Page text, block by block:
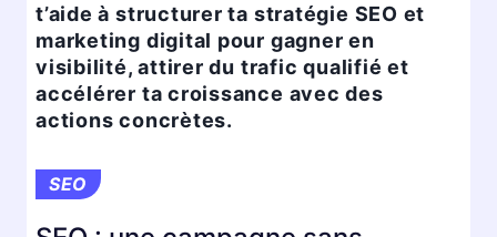
t’aide à structurer ta stratégie SEO et
marketing digital pour gagner en
visibilité, attirer du trafic qualifié et
accélérer ta croissance avec des
actions concrètes.
SEO